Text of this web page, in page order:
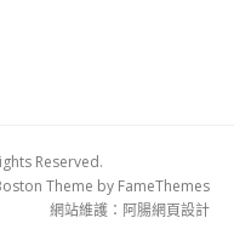
Reserved.
Theme by FameThemes
網站維護： 阿腸網頁設計